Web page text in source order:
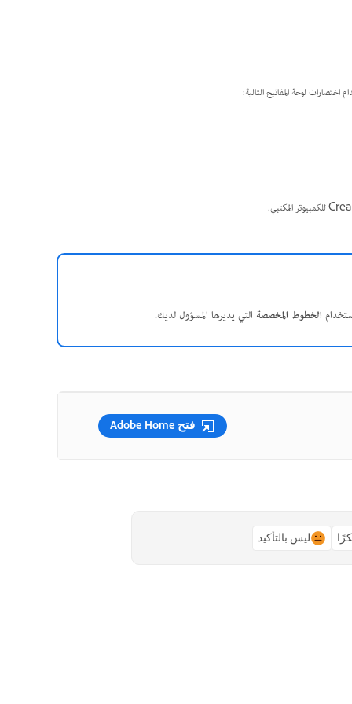
الخطوط المخصصة التي يديرها المسؤول لديك.
فتح Adobe Home
ليس بالتأكيد